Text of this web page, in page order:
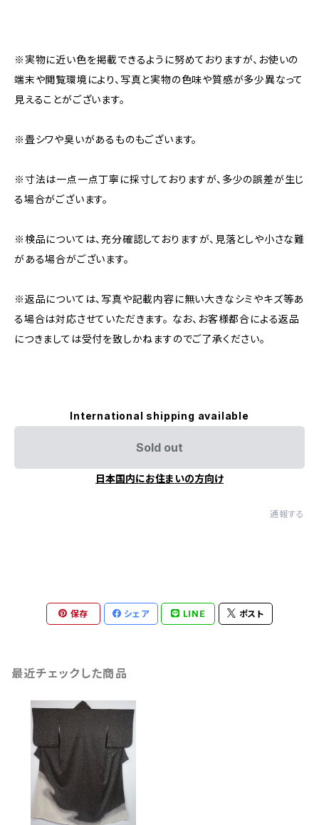
※実物に近い色を掲載できるように努めておりますが、お使いの
端末や閲覧環境により、写真と実物の色味や質感が多少異なって
見えることがございます。
※畳シワや臭いがあるものもございます。
※寸法は一点一点丁寧に採寸しておりますが、多少の誤差が生じ
る場合がございます。
※検品については、充分確認しておりますが、見落としや小さな難
がある場合がございます。
※返品については、写真や記載内容に無い大きなシミやキズ等あ
る場合は対応させていただきます。 なお、お客様都合による返品
につきましては受付を致しかねますのでご了承ください。
International shipping available
Sold out
日本国内にお住まいの方向け
通報する
保存 シェア LINE ポスト
最近チェックした商品